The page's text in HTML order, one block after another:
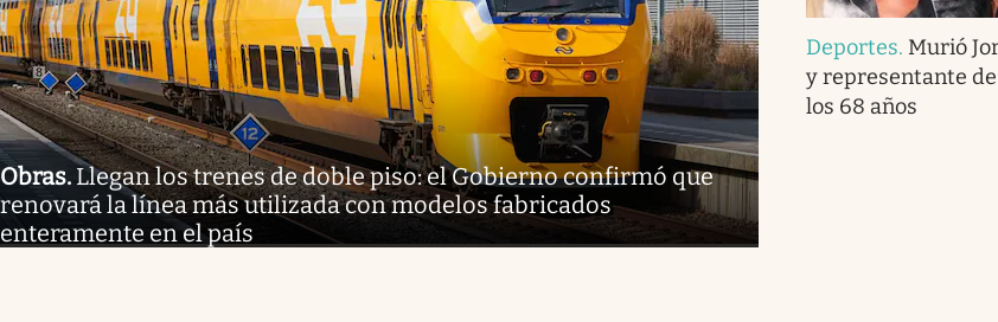
Obras. Llegan los trenes de doble piso: el Gobierno confirmó que
renovará la línea más utilizada con modelos fabricados
enteramente en el país
Deportes. Murió
y representante
los 68 años